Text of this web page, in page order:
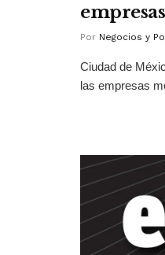
Por Negocios y
Ciudad de
las empresas